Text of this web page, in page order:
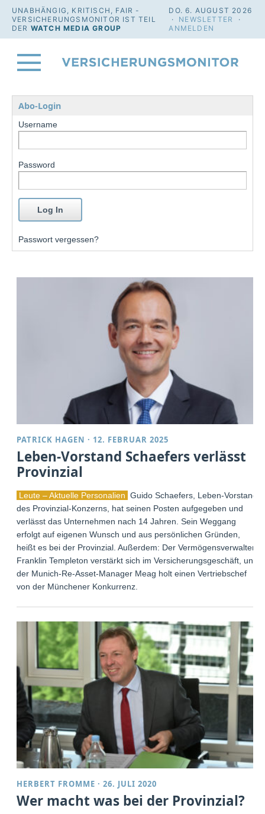
UNABHÄNGIG, KRITISCH, FAIR -
VERSICHERUNGSMONITOR IST TEIL
DER WATCH MEDIA GROUP
DO. 6. AUGUST 2026
· NEWSLETTER
·
ANMELDEN
Abo-Login
Username
Password
Passwort vergessen?
PATRICK HAGEN · 12. FEBRUAR 2025
Leben-Vorstand Schaefers verlässt
Provinzial
Leute – Aktuelle Personalien Guido Schaefers, Leben-Vorstand
des Provinzial-Konzerns, hat seinen Posten aufgegeben und
verlässt das Unternehmen nach 14 Jahren. Sein Weggang
erfolgt auf eigenen Wunsch und aus persönlichen Gründen,
heißt es bei der Provinzial. Außerdem: Der Vermögensverwalter
Franklin Templeton verstärkt sich im Versicherungsgeschäft, und
der Munich-Re-Asset-Manager Meag holt einen Vertriebschef
von der Münchener Konkurrenz.
HERBERT FROMME ·26. JULI 2020
Wer macht was bei der Provinzial?